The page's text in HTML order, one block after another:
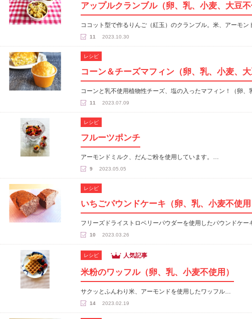
アップルクランブル（卵、乳、小麦、大豆不
ココット型で作るりんご（紅玉）のクランブル。米、アーモン
11 2023.10.30
レシピ
コーン＆チーズマフィン（卵、乳、小麦、大
コーンと乳不使用植物性チーズ、塩の入ったマフィン！（卵
11 2023.07.09
レシピ
フルーツポンチ
アーモンドミルク、だんご粉を使用しています。…
9 2023.05.05
レシピ
いちごパウンドケーキ（卵、乳、小麦不使用
フリーズドライストロベリーパウダーを使用したパウンドケー
10 2023.03.26
レシピ 人気記事
米粉のワッフル（卵、乳、小麦不使用）
サクッとふんわり米、アーモンドを使用したワッフル…
14 2023.02.19